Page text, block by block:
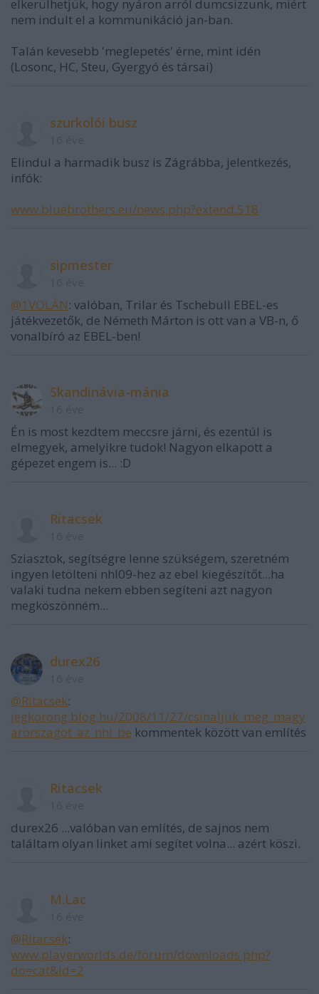
elkerülhetjük, hogy nyáron arról dumcsizzunk, miért
nem indult el a kommunikáció jan-ban.
Talán kevesebb 'meglepetés' érne, mint idén
(Losonc, HC, Steu, Gyergyó és társai)
szurkolói busz
Elindul a harmadik busz is Zágrábba, jelentkezés,
infók:
www.bluebrothers.eu/news.php?extend.518
sipmester
@1VOLÁN: valóban, Trilar és Tschebull EBEL-es
játékvezetők, de Németh Márton is ott van a VB-n, ő
vonalbíró az EBEL-ben!
Skandinávia-mánia
Én is most kezdtem meccsre járni, és ezentúl is
elmegyek, amelyikre tudok! Nagyon elkapott a
gépezet engem is... :D
Ritacsek
Sziasztok, segítségre lenne szükségem, szeretném
ingyen letölteni nhl09-hez az ebel kiegészítőt...ha
valaki tudna nekem ebben segíteni azt nagyon
megköszönném...
durex26
@Ritacsek:
jegkorong.blog.hu/2008/11/27/csinaljuk_meg_magy
arorszagot_az_nhl_be kommentek között van említés
Ritacsek
durex26 ...valóban van említés, de sajnos nem
találtam olyan linket ami segítet volna... azért köszi.
M.Lac
@Ritacsek:
www.playerworlds.de/forum/downloads.php?
do=cat&id=2